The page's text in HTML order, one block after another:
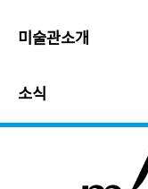
미술관소개
소식